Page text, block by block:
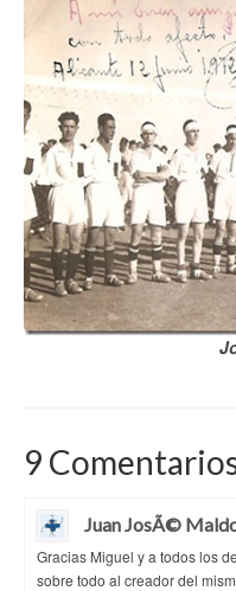
9
Juan JosÃ©
Gracias Miguel y a todos los
sobre todo al creador del